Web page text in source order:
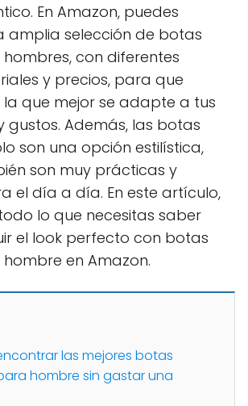
En Amazon, puedes
amplia selección de botas
con diferentes
y precios, para que
que mejor se adapte a tus
gustos. Además, las botas
son una opción estilística,
son muy prácticas y
el día a día. En este artículo,
lo que necesitas saber
el look perfecto con botas
en Amazon.
las mejores botas
hombre sin gastar una